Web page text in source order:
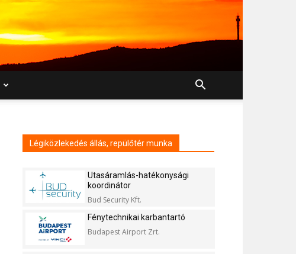
Légiközlekedés állás, repülőtér munka
Utasáramlás-hatékonysági
koordinátor
Bud Security Kft.
Fénytechnikai karbantartó
Budapest Airport Zrt.